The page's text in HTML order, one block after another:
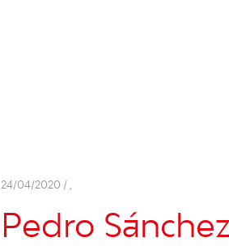
24/04/2020 / ,
Pedro